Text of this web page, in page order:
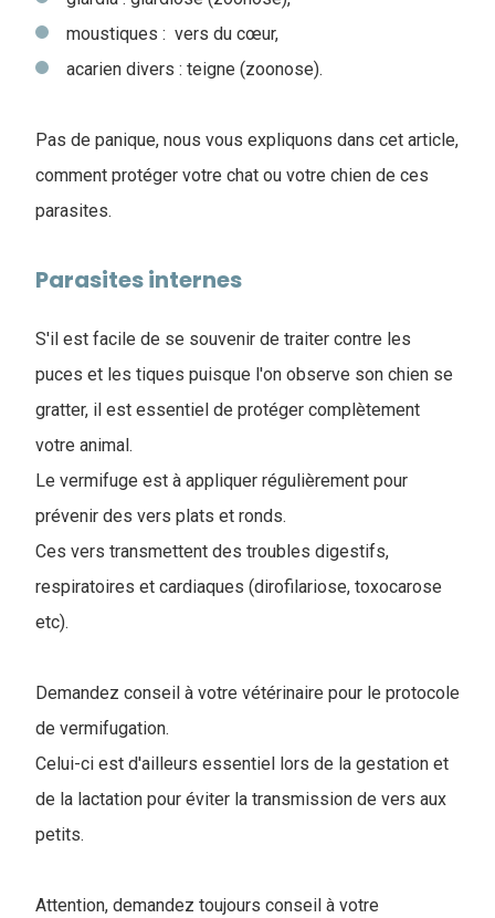
moustiques : vers du cœur,
acarien divers : teigne (zoonose).
Pas de panique, nous vous expliquons dans cet article,
comment protéger votre chat ou votre chien de ces
parasites.
Parasites internes
S'il est facile de se souvenir de traiter contre les
puces et les tiques puisque l'on observe son chien se
gratter, il est essentiel de protéger complètement
votre animal.
Le vermifuge est à appliquer régulièrement pour
prévenir des vers plats et ronds.
Ces vers transmettent des troubles digestifs,
respiratoires et cardiaques (dirofilariose, toxocarose
etc).
Demandez conseil à votre vétérinaire pour le protocole
de vermifugation.
Celui-ci est d'ailleurs essentiel lors de la gestation et
de la lactation pour éviter la transmission de vers aux
petits.
Attention, demandez toujours conseil à votre